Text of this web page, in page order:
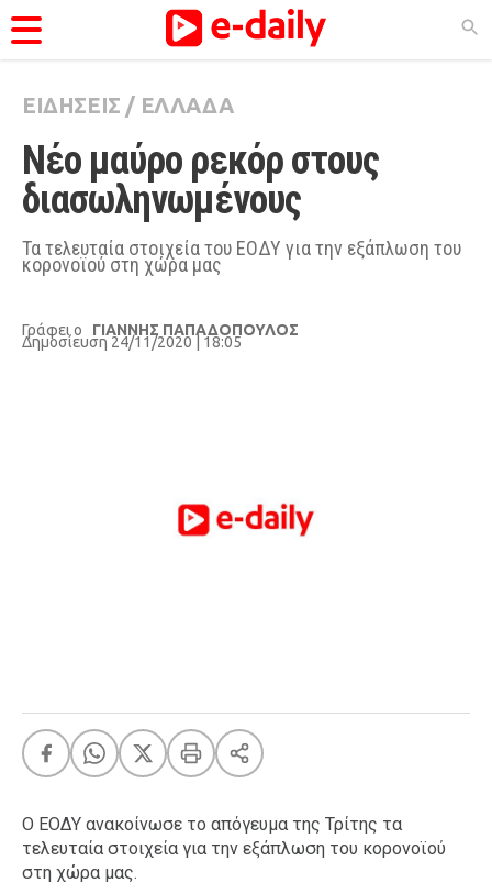
ΚΑΤΗΓΟΡΊΕΣ
Ειδήσεις
Θέματα
Videos
Podcasts
Viral
OMG LOL
A-List LGBTQI+
Xmas
ΕΙΔΗΣΕΙΣ / ΕΛΛΑΔΑ
Νέο μαύρο ρεκόρ στους
διασωληνωμένους
Τα τελευταία στοιχεία του ΕΟΔΥ για την εξάπλωση του
κορονοϊού στη χώρα μας
Γράφει ο ΓΙΑΝΝΗΣ ΠΑΠΑΔΟΠΟΥΛΟΣ
Δημοσίευση 24/11/2020 | 18:05
Ο ΕΟΔΥ ανακοίνωσε το απόγευμα της Τρίτης τα
τελευταία στοιχεία για την εξάπλωση του κορονοϊού
στη χώρα μας.